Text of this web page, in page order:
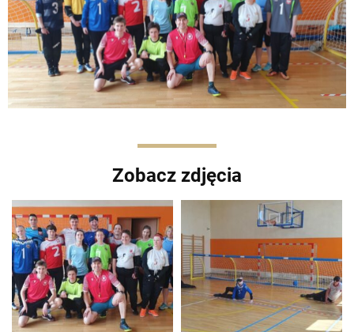
Zobacz zdjęcia